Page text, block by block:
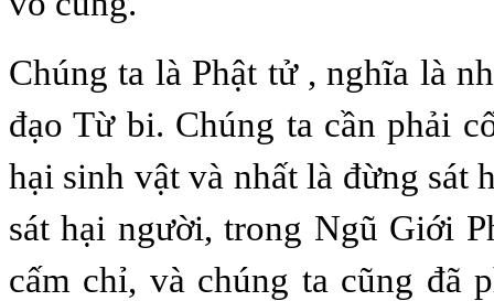
Chúng ta là Phật tử , nghĩa là
đạo Từ bi. Chúng ta cần phải
hại sinh vật và nhất là đừng sát
sát hại người, trong Ngũ Giới
cấm chỉ, và chúng ta cũng đã